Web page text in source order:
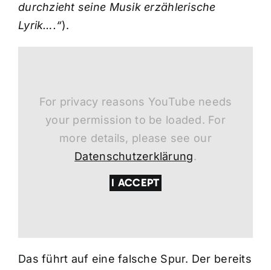
durchzieht seine Musik erzählerische
Lyrik….“).
For privacy reasons YouTube needs
your permission to be loaded. For
more details, please see our
Datenschutzerklärung.
I ACCEPT
Das führt auf eine falsche Spur. Der bereits